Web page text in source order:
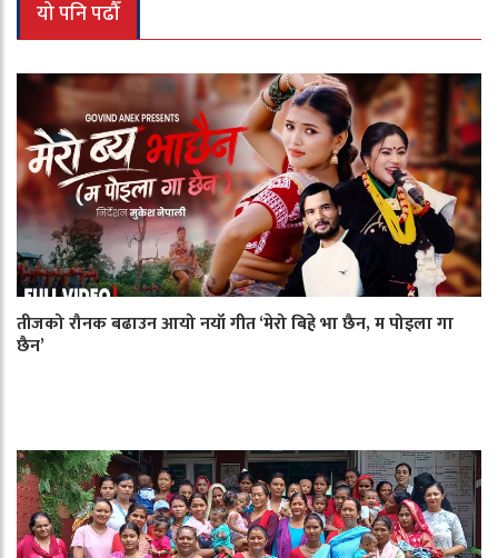
यो पनि पढौँ
तीजको रौनक बढाउन आयो नयाँ गीत ‘मेरो बिहे भा छैन, म पोइला गा
छैन’